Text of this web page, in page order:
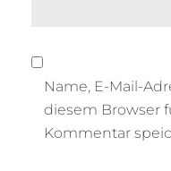
Name, E-Mail-
diesem Browser
Kommentar